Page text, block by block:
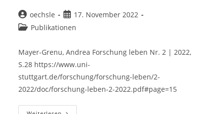
Beitrags-
Autor:
oechsle
Beitrag
veröffentlicht:
17. November 2022
Beitrags-
Publikationen
Mayer-Grenu, Andrea Forschung leben Nr. 2 | 2022,
S.28 https://www.uni-
stuttgart.de/forschung/forschung-leben/2-
2022/doc/forschung-leben-2-2022.pdf#page=15